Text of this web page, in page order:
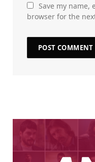
Save my name,
browser for the